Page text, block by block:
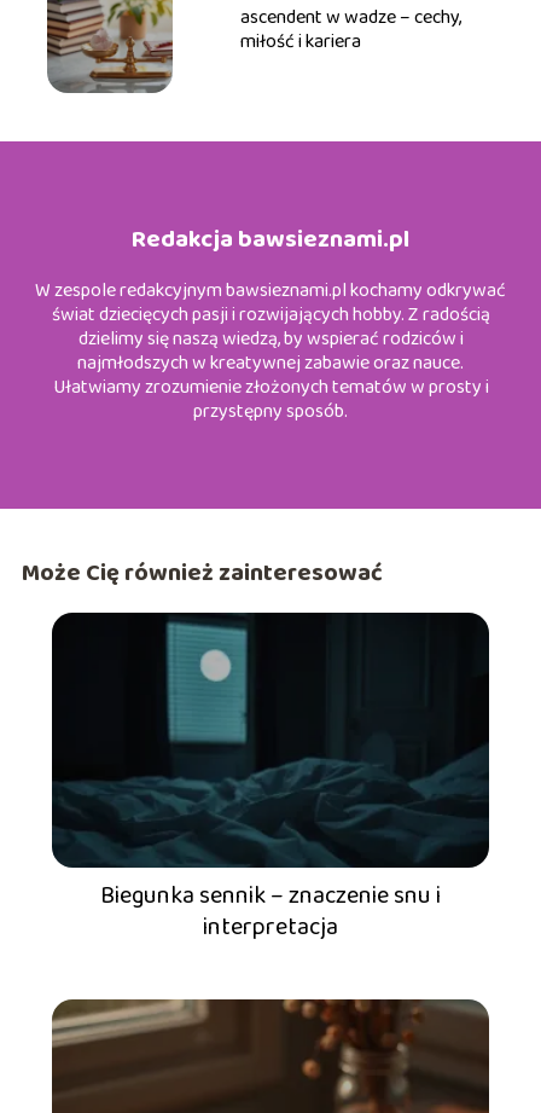
ascendent w wadze – cechy,
miłość i kariera
Redakcja bawsieznami.pl
W zespole redakcyjnym bawsieznami.pl kochamy odkrywać
świat dziecięcych pasji i rozwijających hobby. Z radością
dzielimy się naszą wiedzą, by wspierać rodziców i
najmłodszych w kreatywnej zabawie oraz nauce.
Ułatwiamy zrozumienie złożonych tematów w prosty i
przystępny sposób.
Może Cię również zainteresować
Biegunka sennik – znaczenie snu i
interpretacja